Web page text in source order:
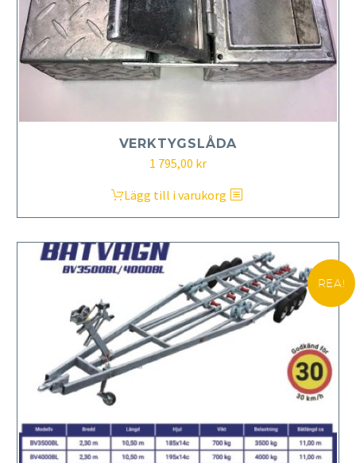
VERKTYGSLÅDA
1 795,00 kr
Lägg till i varukorg
REA!